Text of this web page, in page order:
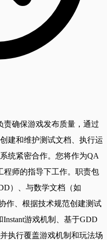
确保游戏发布质量，通过
建和维护测试文档、执行运
统紧密合作。您将作为QA
程师的指导下工作。职责包
）、与数学文档（如
作、根据技术规范创建测试
Instant游戏机制、基于GDD
执行覆盖游戏机制和玩法场